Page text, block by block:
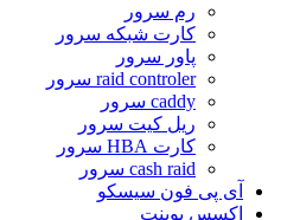
رم سرور
کارت شبکه سرور
پاور سرور
raid controler سرور
caddy سرور
ریل کیت سرور
کارت HBA سرور
cash raid سرور
آی پی فون سیسکو
اکسس پوینت